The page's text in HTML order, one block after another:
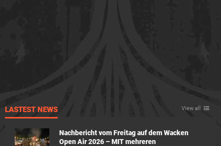
LASTEST NEWS View all
Nachbericht vom Freitag auf dem Wacken
Open Air 2026 – MIT mehreren